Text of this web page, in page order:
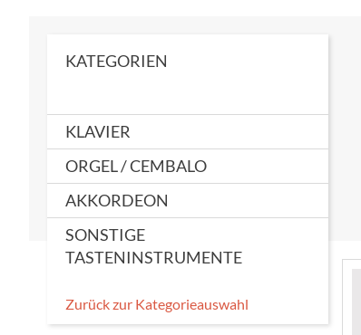
KATEGORIEN
KLAVIER
ORGEL / CEMBALO
AKKORDEON
SONSTIGE
TASTENINSTRUMENTE
Zurück zur Kategorieauswahl